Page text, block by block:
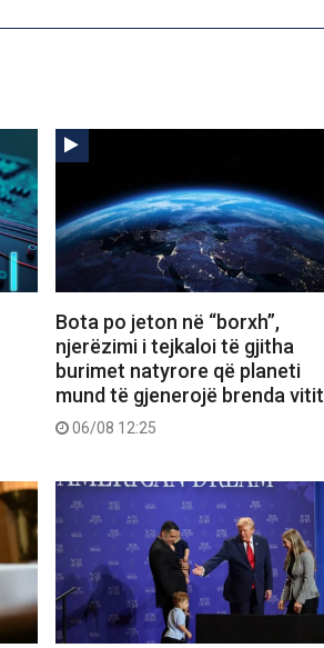
Bota po jeton në “borxh”,
njerëzimi i tejkaloi të gjitha
burimet natyrore që planeti
mund të gjenerojë brenda vitit
06/08 12:25